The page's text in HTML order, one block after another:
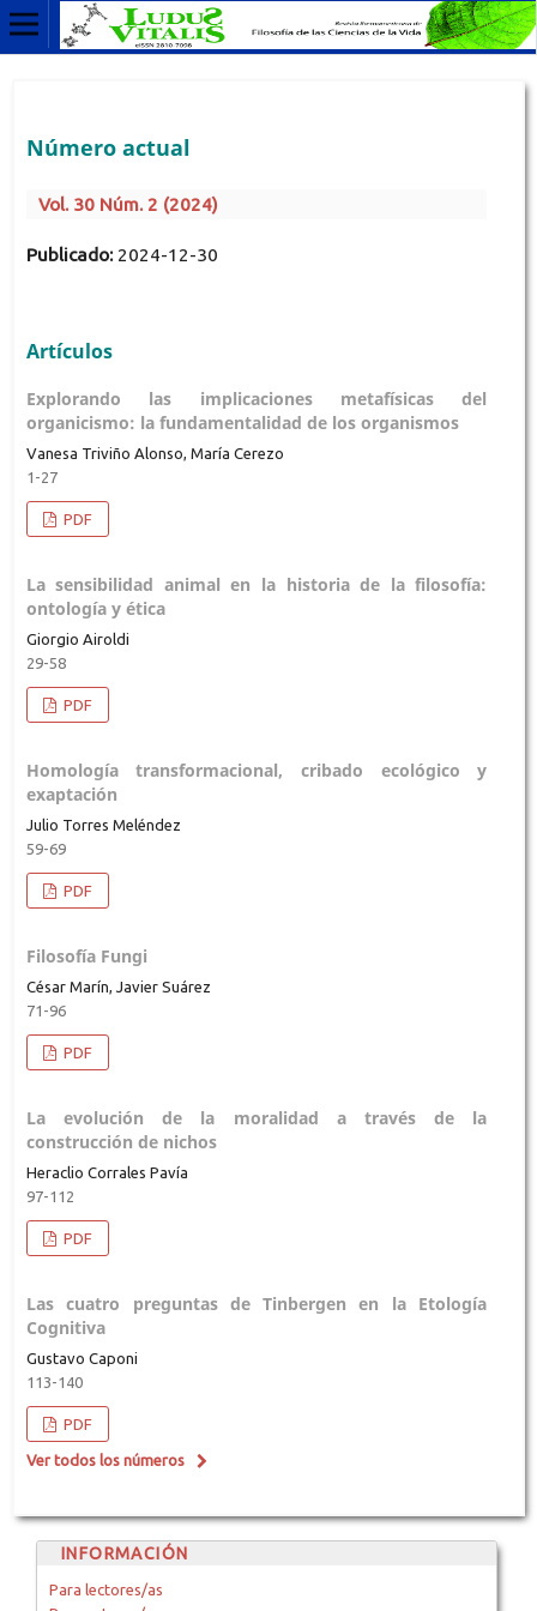
Número actual
Vol. 30 Núm. 2 (2024)
Publicado: 2024-12-30
Artículos
Explorando las implicaciones metafísicas del
organicismo: la fundamentalidad de los organismos
Vanesa Triviño Alonso, María Cerezo
1-27
PDF
La sensibilidad animal en la historia de la filosofía:
ontología y ética
Giorgio Airoldi
29-58
PDF
Homología transformacional, cribado ecológico y
exaptación
Julio Torres Meléndez
59-69
PDF
Filosofía Fungi
César Marín, Javier Suárez
71-96
PDF
La evolución de la moralidad a través de la
construcción de nichos
Heraclio Corrales Pavía
97-112
PDF
Las cuatro preguntas de Tinbergen en la Etología
Cognitiva
Gustavo Caponi
113-140
PDF
Ver todos los números
INFORMACIÓN
Para lectores/as